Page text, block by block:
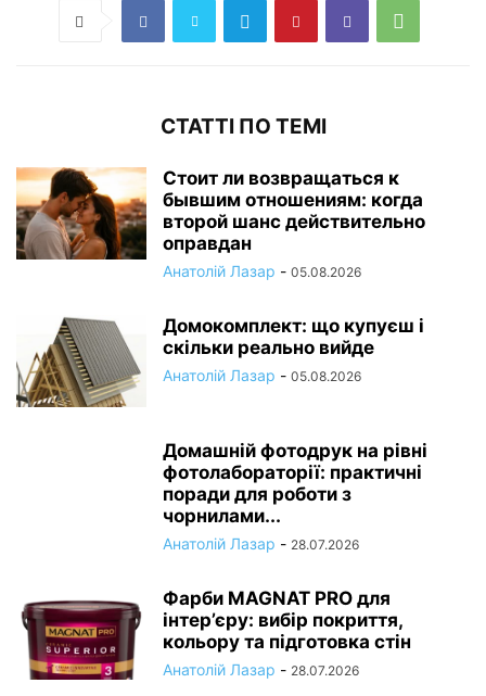
СТАТТІ ПО ТЕМІ
Стоит ли возвращаться к
бывшим отношениям: когда
второй шанс действительно
оправдан
Анатолій Лазар - 05.08.2026
Домокомплект: що купуєш і
скільки реально вийде
Анатолій Лазар - 05.08.2026
Домашній фотодрук на рівні
фотолабораторії: практичні
поради для роботи з
чорнилами...
Анатолій Лазар - 28.07.2026
Фарби MAGNAT PRO для
інтер’єру: вибір покриття,
кольору та підготовка стін
Анатолій Лазар - 28.07.2026